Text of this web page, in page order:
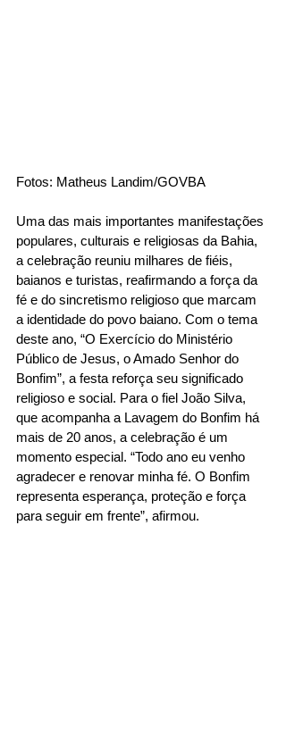
Fotos: Matheus Landim/GOVBA
Uma das mais importantes manifestações
populares, culturais e religiosas da Bahia,
a celebração reuniu milhares de fiéis,
baianos e turistas, reafirmando a força da
fé e do sincretismo religioso que marcam
a identidade do povo baiano. Com o tema
deste ano, “O Exercício do Ministério
Público de Jesus, o Amado Senhor do
Bonfim”, a festa reforça seu significado
religioso e social. Para o fiel João Silva,
que acompanha a Lavagem do Bonfim há
mais de 20 anos, a celebração é um
momento especial. “Todo ano eu venho
agradecer e renovar minha fé. O Bonfim
representa esperança, proteção e força
para seguir em frente”, afirmou.